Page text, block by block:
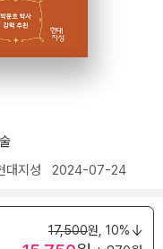
대지성 2024-07-24
17,500원, 10%